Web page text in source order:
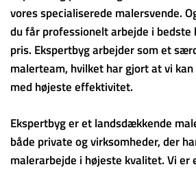
vores specialiserede malersvende.
du får professionelt arbejde i
pris. Ekspertbyg arbejder som et
malerteam, hvilket har gjort at vi
med højeste effektivitet.
Ekspertbyg er et landsdækkende
både private og virksomheder, der
malerarbejde i højeste kvalitet. Vi er